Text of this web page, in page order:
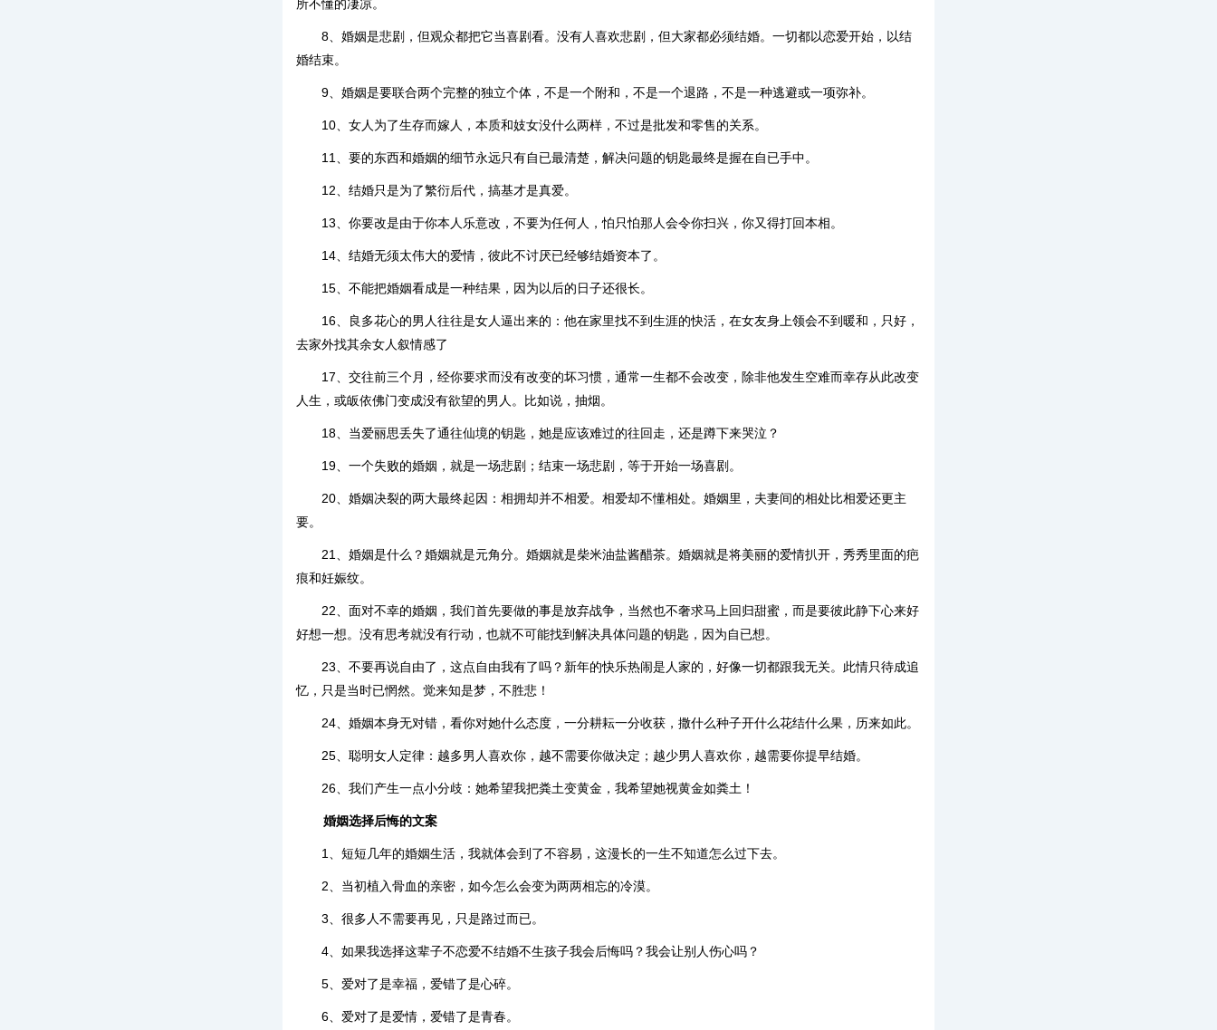
所不懂的凄凉。
8、婚姻是悲剧，但观众都把它当喜剧看。没有人喜欢悲剧，但大家都必须结婚。一切都以恋爱开始，以结
婚结束。
9、婚姻是要联合两个完整的独立个体，不是一个附和，不是一个退路，不是一种逃避或一项弥补。
10、女人为了生存而嫁人，本质和妓女没什么两样，不过是批发和零售的关系。
11、要的东西和婚姻的细节永远只有自已最清楚，解决问题的钥匙最终是握在自已手中。
12、结婚只是为了繁衍后代，搞基才是真爱。
13、你要改是由于你本人乐意改，不要为任何人，怕只怕那人会令你扫兴，你又得打回本相。
14、结婚无须太伟大的爱情，彼此不讨厌已经够结婚资本了。
15、不能把婚姻看成是一种结果，因为以后的日子还很长。
16、良多花心的男人往往是女人逼出来的：他在家里找不到生涯的快活，在女友身上领会不到暖和，只好，
去家外找其余女人叙情感了
17、交往前三个月，经你要求而没有改变的坏习惯，通常一生都不会改变，除非他发生空难而幸存从此改变
人生，或皈依佛门变成没有欲望的男人。比如说，抽烟。
18、当爱丽思丢失了通往仙境的钥匙，她是应该难过的往回走，还是蹲下来哭泣？
19、一个失败的婚姻，就是一场悲剧；结束一场悲剧，等于开始一场喜剧。
20、婚姻决裂的两大最终起因：相拥却并不相爱。相爱却不懂相处。婚姻里，夫妻间的相处比相爱还更主
要。
21、婚姻是什么？婚姻就是元角分。婚姻就是柴米油盐酱醋茶。婚姻就是将美丽的爱情扒开，秀秀里面的疤
痕和妊娠纹。
22、面对不幸的婚姻，我们首先要做的事是放弃战争，当然也不奢求马上回归甜蜜，而是要彼此静下心来好
好想一想。没有思考就没有行动，也就不可能找到解决具体问题的钥匙，因为自已想。
23、不要再说自由了，这点自由我有了吗？新年的快乐热闹是人家的，好像一切都跟我无关。此情只待成追
忆，只是当时已惘然。觉来知是梦，不胜悲！
24、婚姻本身无对错，看你对她什么态度，一分耕耘一分收获，撒什么种子开什么花结什么果，历来如此。
25、聪明女人定律：越多男人喜欢你，越不需要你做决定；越少男人喜欢你，越需要你提早结婚。
26、我们产生一点小分歧：她希望我把粪土变黄金，我希望她视黄金如粪土！
婚姻选择后悔的文案
1、短短几年的婚姻生活，我就体会到了不容易，这漫长的一生不知道怎么过下去。
2、当初植入骨血的亲密，如今怎么会变为两两相忘的冷漠。
3、很多人不需要再见，只是路过而已。
4、如果我选择这辈子不恋爱不结婚不生孩子我会后悔吗？我会让别人伤心吗？
5、爱对了是幸福，爱错了是心碎。
6、爱对了是爱情，爱错了是青春。